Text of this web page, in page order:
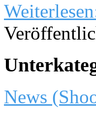
News